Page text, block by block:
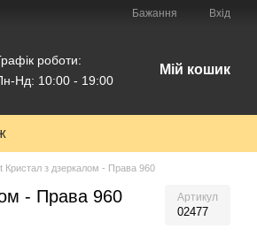
Бажання Вхід
роботи:
Нд: 10:00 - 19:00
Мій кошик
Кристал з дзеркалом - Права 960
- Права 960 Артикул
02477